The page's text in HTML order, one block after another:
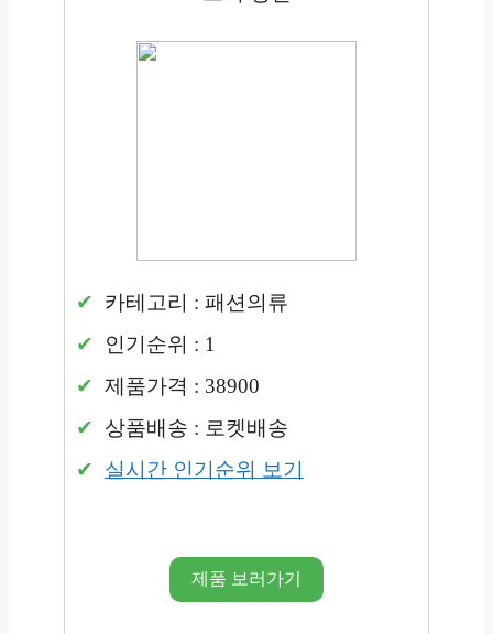
카테고리 : 패션의류
인기순위 : 1
제품가격 : 38900
상품배송 : 로켓배송
실시간 인기순위 보기
제품 보러가기